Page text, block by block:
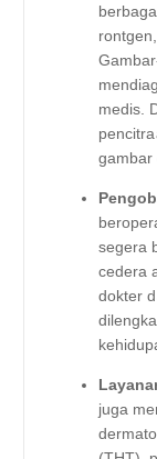
medis.
gambar
segera
cedera
dokter
juga